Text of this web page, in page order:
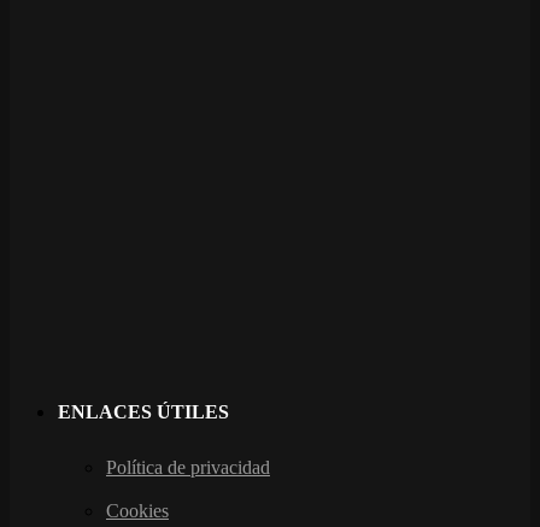
ENLACES ÚTILES
Política de privacidad
Cookies